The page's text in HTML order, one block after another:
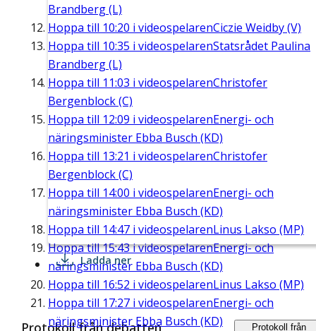
Brandberg (L)
Hoppa till 10:20 i videospelarenCiczie Weidby (V)
Hoppa till 10:35 i videospelarenStatsrådet Paulina
Brandberg (L)
Hoppa till 11:03 i videospelarenChristofer
Bergenblock (C)
Hoppa till 12:09 i videospelarenEnergi- och
näringsminister Ebba Busch (KD)
Hoppa till 13:21 i videospelarenChristofer
Bergenblock (C)
Hoppa till 14:00 i videospelarenEnergi- och
näringsminister Ebba Busch (KD)
Hoppa till 14:47 i videospelarenLinus Lakso (MP)
Hoppa till15:43i videospelarenEnergi- och
näringsminister Ebba Busch (KD)
Hoppa till 16:52 i videospelarenLinus Lakso (MP)
Hoppa till 17:27 i videospelarenEnergi- och
näringsminister Ebba Busch (KD)
Ladda ner
Protokoll från debatten
Protokoll från